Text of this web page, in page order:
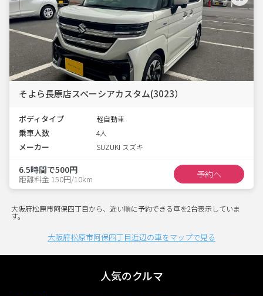
そよら長原店スペーシアカスタム(3023）
ボディタイプ 軽自動車
乗車人数 4人
メーカー SUZUKI スズキ
6.5時間で500円
距離料金 150円/10km 予約へ
大阪府松原市阿保四丁目から、近い順に予約できる車を2台表示していま
す。
大阪府松原市阿保四丁目近辺の車をマップで見る
人気のクルマ